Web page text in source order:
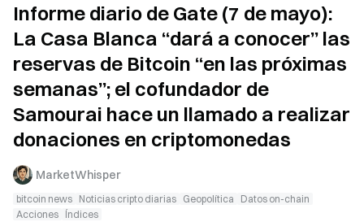
Informe diario de Gate (7 de mayo):
La Casa Blanca “dará a conocer” las
reservas de Bitcoin “en las próximas
semanas”; el cofundador de
Samourai hace un llamado a realizar
donaciones en criptomonedas
MarketWhisper
bitcoin news Noticias cripto diarias Geopolítica
Datos on-chain
Acciones Índices